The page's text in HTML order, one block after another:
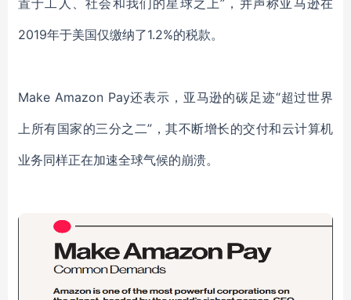
置于工人、社会和我们的星球之上”，并声称亚马逊在
2019年于美国仅缴纳了1.2%的税款。
Make Amazon Pay还表示，亚马逊的碳足迹“超过世界
上所有国家的三分之二”，其不断增长的交付和云计算机
业务同样正在加速全球气候的崩溃。